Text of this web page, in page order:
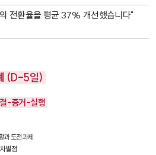
전환율을 평균 37% 개선했습니다"
(D-5일)
-증거-실행
과 도전과제
별점